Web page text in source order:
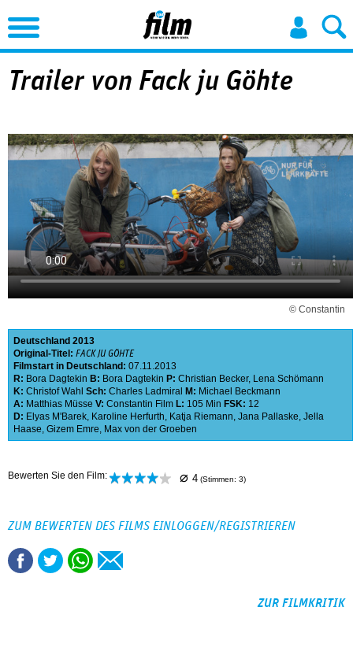
Jump to Navigation
Trailer von Fack ju Göhte
© Constantin
Deutschland 2013
Original-Titel: FACK JU GÖHTE
Filmstart in Deutschland: 07.11.2013
R: Bora Dagtekin B: Bora Dagtekin P: Christian Becker, Lena Schömann
K: Christof Wahl Sch: Charles Ladmiral M: Michael Beckmann
A: Matthias Müsse V: Constantin Film L: 105 Min FSK: 12
D: Elyas M'Barek, Karoline Herfurth, Katja Riemann, Jana Pallaske, Jella
Haase, Gizem Emre, Max von der Groeben
Bewerten Sie den Film: ⌀ 4 (Stimmen: 3)
ZUM BEWERTEN DES FILMS EINLOGGEN/REGISTRIEREN
ZUR FILMKRITIK